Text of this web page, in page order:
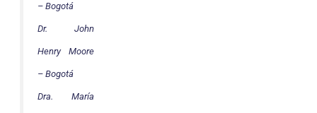
– Bogotá
Dr. John
Henry Moore
– Bogotá
Dra. María